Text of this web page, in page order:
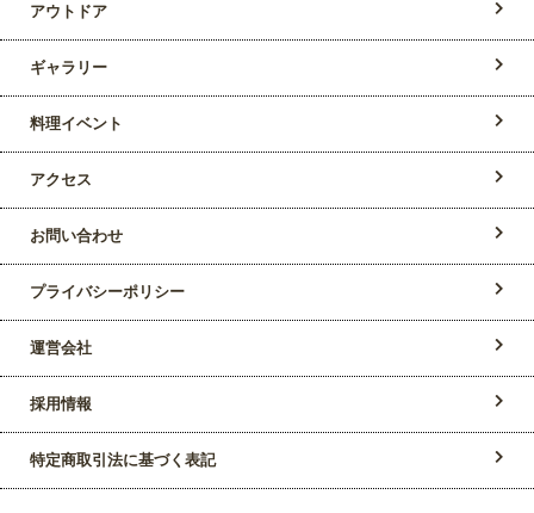
アウトドア
ギャラリー
料理イベント
アクセス
お問い合わせ
プライバシーポリシー
運営会社
採用情報
特定商取引法に基づく表記